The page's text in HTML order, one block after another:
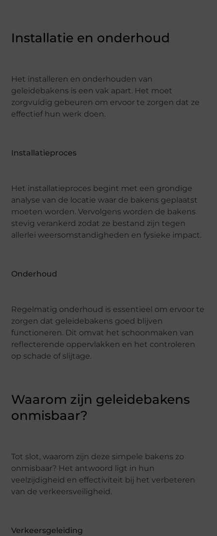
Installatie en onderhoud
Het installeren en onderhouden van
geleidebakens is een vak apart. Het moet
zorgvuldig gebeuren om ervoor te zorgen dat ze
effectief hun werk doen.
Installatieproces
Het installatieproces begint met een grondige
analyse van de locatie waar de bakens geplaatst
moeten worden. Vervolgens worden de bakens
stevig verankerd zodat ze bestand zijn tegen
allerlei weersomstandigheden en fysieke impact.
Onderhoud
Regelmatig onderhoud is essentieel om ervoor te
zorgen dat geleidebakens goed blijven
functioneren. Dit omvat het schoonmaken van
reflecterende oppervlakken en het controleren
op schade of slijtage.
Waarom zijn geleidebakens
onmisbaar?
Tot slot, waarom zijn deze simpele bakens zo
onmisbaar? Het antwoord ligt in hun
veelzijdigheid en effectiviteit bij het verbeteren
van de verkeersveiligheid.
Verkeersgeleiding